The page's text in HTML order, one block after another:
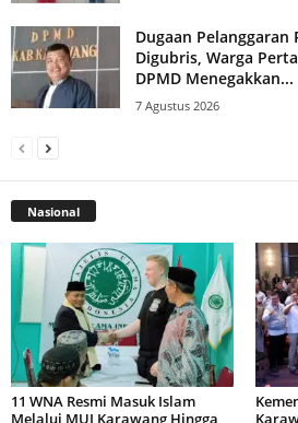
Dugaan Pelanggaran
Digubris, Warga
DPMD Menegakkan...
7 Agustus 2026
Nasional
11 WNA Resmi Masuk Islam
Melalui MUI Karawang Hingga